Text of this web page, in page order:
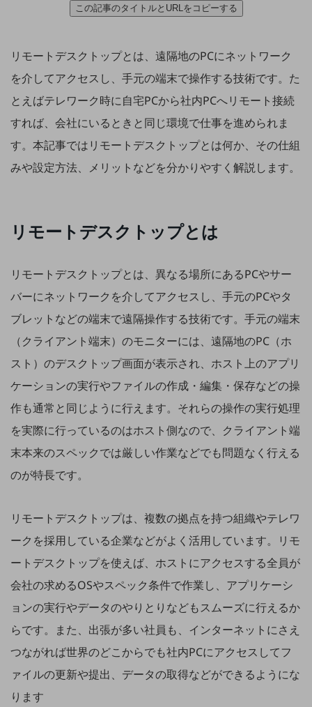
運用管理
業務支援・マーケティング
災害対策・BCP
課題・ニーズで探す
課題・ニーズで探すTOP
コミュニケーション・情報共有
災害対策
地域共創・地方創生
セキュリティ対策
遠隔監視
顧客体験（CX）改善
自動化・省電化
業種・業態で探す
業種・業態で探すTOP
自治体
医療・介護
教育
モビリティ
製造・建設業
小売業
キーワードで探す
モバイルTOP
この記事のタイトルとURLをコピーする
リモートデスクトップとは、遠隔地のPCにネットワーク
を介してアクセスし、手元の端末で操作する技術です。た
とえばテレワーク時に自宅PCから社内PCへリモート接続
すれば、会社にいるときと同じ環境で仕事を進められま
す。本記事ではリモートデスクトップとは何か、その仕組
みや設定方法、メリットなどを分かりやすく解説します。
リモートデスクトップとは
リモートデスクトップとは、異なる場所にあるPCやサー
バーにネットワークを介してアクセスし、手元のPCやタ
ブレットなどの端末で遠隔操作する技術です。手元の端末
（クライアント端末）のモニターには、遠隔地のPC（ホ
スト）のデスクトップ画面が表示され、ホスト上のアプリ
ケーションの実行やファイルの作成・編集・保存などの操
作も通常と同じように行えます。それらの操作の実行処理
を実際に行っているのはホスト側なので、クライアント端
末本来のスペックでは厳しい作業などでも問題なく行える
のが特長です。
リモートデスクトップは、複数の拠点を持つ組織やテレワ
ークを採用している企業などがよく活用しています。リモ
ートデスクトップを使えば、ホストにアクセスする全員が
会社の求めるOSやスペック条件で作業し、アプリケーシ
ョンの実行やデータのやりとりなどもスムーズに行えるか
らです。また、出張が多い社員も、インターネットにさえ
つながれば世界のどこからでも社内PCにアクセスしてフ
ァイルの更新や提出、データの取得などができるようにな
ります